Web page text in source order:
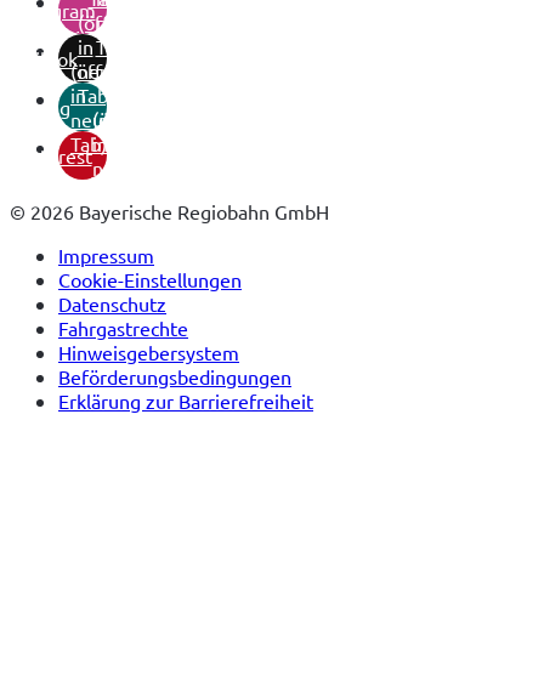
instagramneuem
Tab)
tiktok
(öffnet
in
neuem
Tab)
xing
(öffnet
in
neuem
Tab)
pinterest
(öffnet
in
neuem
© 2026 Bayerische Regiobahn GmbH
Impressum
Cookie-Einstellungen
Datenschutz
Fahrgastrechte
Hinweisgebersystem
Beförderungsbedingungen
Erklärung zur Barrierefreiheit